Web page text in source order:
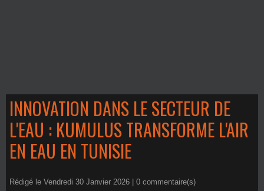
INNOVATION DANS LE SECTEUR DE
L'EAU : KUMULUS TRANSFORME L'AIR
EN EAU EN TUNISIE
Rédigé le Vendredi 30 Janvier 2026 | 0 commentaire(s)